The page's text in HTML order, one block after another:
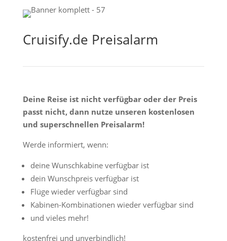
Cruisify.de Preisalarm
Deine Reise ist nicht verfügbar oder der Preis
passt nicht, dann nutze unseren kostenlosen
und superschnellen Preisalarm!
Werde informiert, wenn:
deine Wunschkabine verfügbar ist
dein Wunschpreis verfügbar ist
Flüge wieder verfügbar sind
Kabinen-Kombinationen wieder verfügbar sind
und vieles mehr!
kostenfrei und unverbindlich!